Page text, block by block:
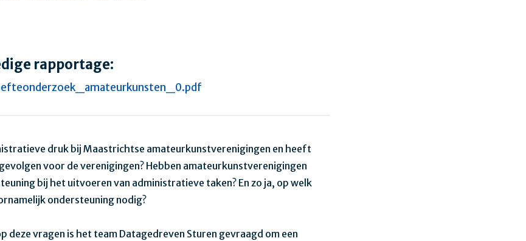
rapportage:
druk bij Maastrichtse amateurkunstverenigingen en heeft
voor de verenigingen? Hebben amateurkunstverenigingen
bij het uitvoeren van administratieve taken? En zo ja, op welk
ondersteuning nodig?
deze vragen is het team Datagedreven Sturen gevraagd om een